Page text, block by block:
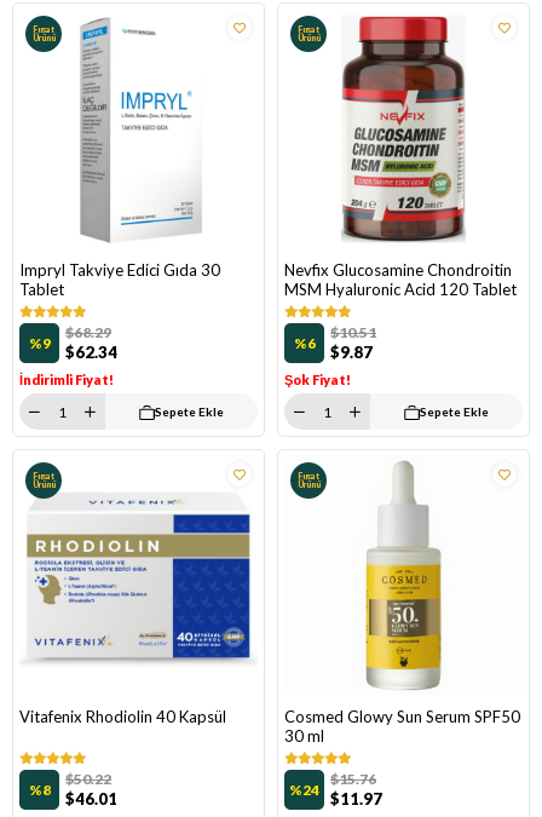
Impryl Takviye Edici Gıda 30
Tablet
%9 $62.34
$68.29
İndirimli Fiyat!
Fırsat
Ürünü
Sepete Ekle
Nevfix Glucosamine Chondroitin
MSM Hyaluronic Acid 120 Tablet
%6 $9.87
$10.51
Şok Fiyat!
Fırsat
Ürünü
Sepete Ekle
Vitafenix Rhodiolin 40 Kapsül
%8 $46.01
$50.22
Fırsat
Ürünü
Cosmed Glowy Sun Serum SPF50
30 ml
%24 $11.97
$15.76
Fırsat
Ürünü